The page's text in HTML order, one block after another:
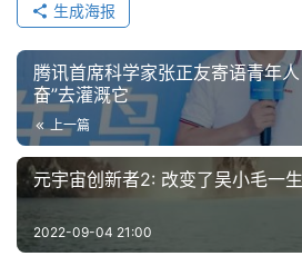
生成海报
腾讯首席科学家张正友寄语青年
奋”去灌溉它
上一篇
元宇宙创新者2: 改变了吴小毛一
2022-09-04 21:00